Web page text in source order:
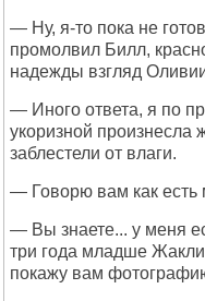
— Ну, я-то пока не
промолвил Билл,
надежды взгляд
— Иного ответа, я по
укоризной произнесла
заблестели от влаги.
— Говорю вам как есть
— Вы знаете... у меня
три года младше
покажу вам